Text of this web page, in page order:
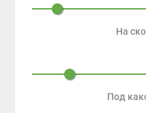
На
Под